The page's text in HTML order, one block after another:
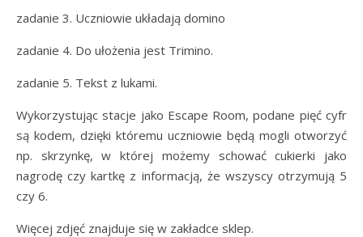
zadanie 3. Uczniowie układają domino
zadanie 4. Do ułożenia jest Trimino.
zadanie 5. Tekst z lukami.
Wykorzystując stacje jako Escape Room, podane pięć cyfr
są kodem, dzięki któremu uczniowie będą mogli otworzyć
np. skrzynkę, w której możemy schować cukierki jako
nagrodę czy kartkę z informacją, że wszyscy otrzymują 5
czy 6.
Więcej zdjęć znajduje się w zakładce sklep.